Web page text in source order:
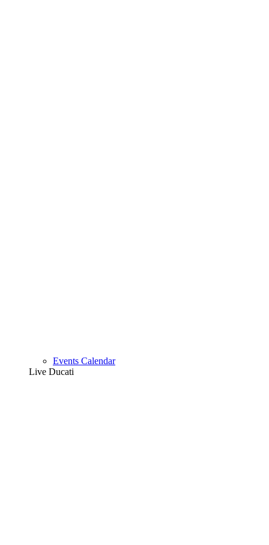
Events Calendar
Live Ducati